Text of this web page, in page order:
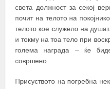
света должност за секој
почит на телото на
телото кое служело на
и токму на тоа тело при
голема награда – ќе
совршено.
Присуството на погребна